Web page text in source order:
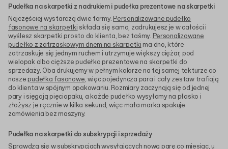
Pudełka na skarpetki z nadrukiem i pudełka prezentowe na skarpetki
Najczęściej wystarczą dwie formy. Personalizowane pudełko
fasonowe na skarpetki składa się samo, zadrukujesz je w całości i
wyślesz skarpetki prosto do klienta, bez taśmy. Personalizowane
pudełko z zatrzaskowym dnem na skarpetki ma dno, które
zatrzaskuje się jednym ruchem i utrzymuje większy ciężar, pod
wielopak albo cięższe pudełko prezentowe na skarpetki do
sprzedaży. Oba drukujemy w pełnym kolorze na tej samej tekturze co
nasze pudełka fasonowe, więc pojedyncza para i cały zestaw trafiają
do klienta w spójnym opakowaniu. Rozmiary zaczynają się od jednej
pary i sięgają pięciopaku, a każde pudełko wysyłamy na płasko i
złożysz je ręcznie w kilka sekund, więc mała marka spakuje
zamówienia bez maszyny.
Pudełka na skarpetki do subskrypcji i sprzedaży
Sprawdzą się w subskrypcjach wysyłających nową parę co miesiąc, u